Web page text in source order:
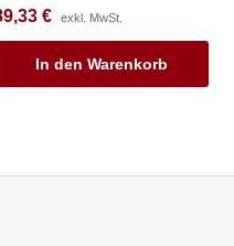
€ exkl. MwSt.
In den Warenkorb